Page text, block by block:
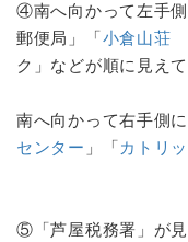
④南へ向かって左手
郵便局」「小倉山荘
ク」などが順に見えて
南へ向かって右手側
センター 」「カトリ
⑤「芦屋税務署」が